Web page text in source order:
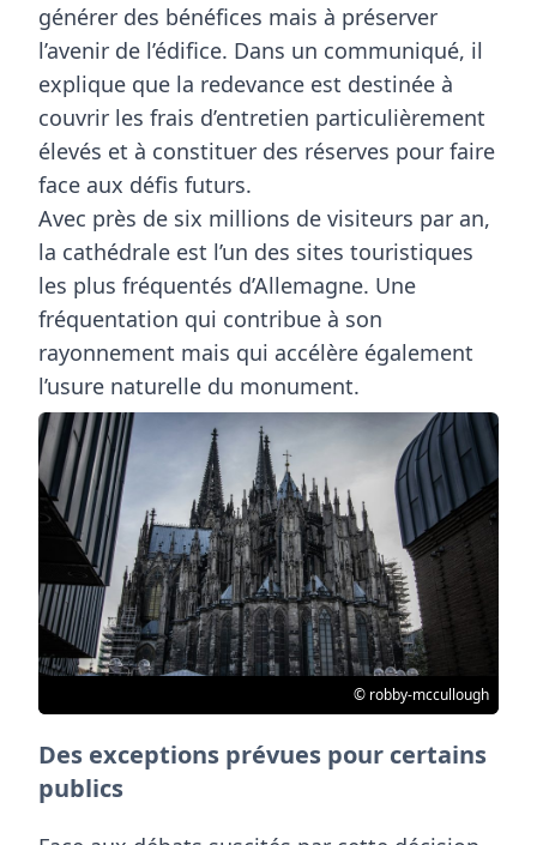
générer des bénéfices mais à préserver
l’avenir de l’édifice. Dans un communiqué, il
explique que la redevance est destinée à
couvrir les frais d’entretien particulièrement
élevés et à constituer des réserves pour faire
face aux défis futurs.
Avec près de six millions de visiteurs par an,
la cathédrale est l’un des sites touristiques
les plus fréquentés d’Allemagne. Une
fréquentation qui contribue à son
rayonnement mais qui accélère également
l’usure naturelle du monument.
© robby-mccullough
Des exceptions prévues pour certains
publics